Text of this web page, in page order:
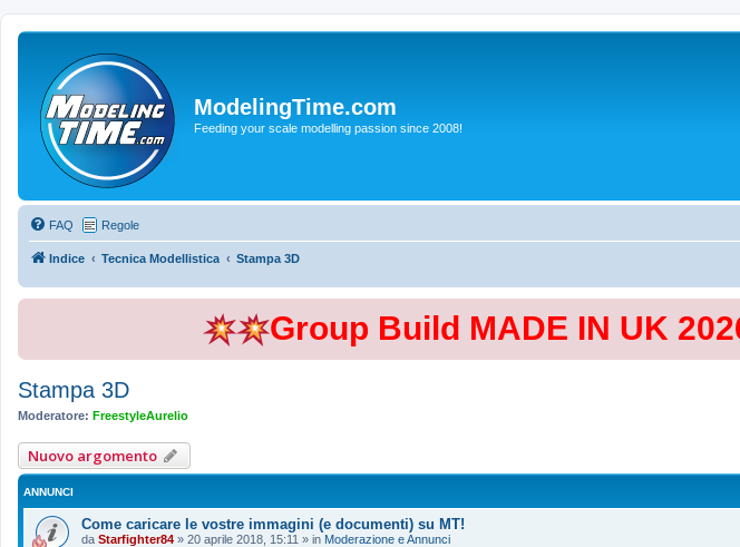
ModelingTime.com
Feeding your scale modelling passion since 2008!
FAQ Regole
Indice Tecnica Modellistica Stampa 3D
Group Build MADE IN UK
Stampa 3D
Moderatore: FreestyleAurelio
Nuovo argomento
ANNUNCI
Come caricare le vostre immagini (e documenti) su MT!
da Starfighter84 » 20 aprile 2018, 15:11 » in Moderazione e Annunci